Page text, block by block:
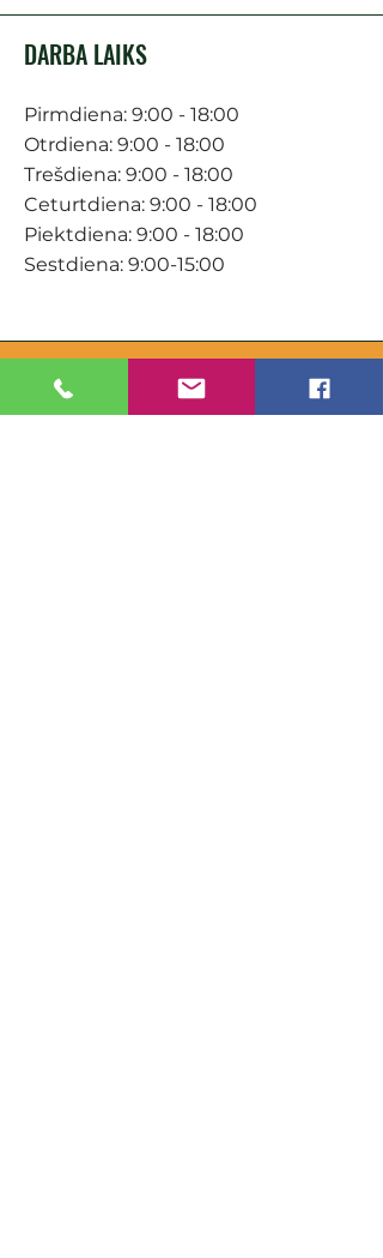
DARBA LAIKS
Pirmdiena: 9:00 - 18:00
Otrdiena: 9:00 - 18:00
Trešdiena: 9:00 - 18:00
Ceturtdiena: 9:00 - 18:00
Piektdiena: 9:00 - 18:00
Sestdiena: 9:00-15:00
KONTAKTI